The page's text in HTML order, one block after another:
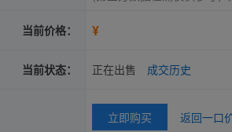
当前价格： ¥
当前状态： 正在出售 成交历史
立即购买 返回一口